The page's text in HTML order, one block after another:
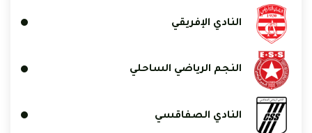
النادي الإفريقي
النجم الرياضي الساحلي
النادي الصفاقسي